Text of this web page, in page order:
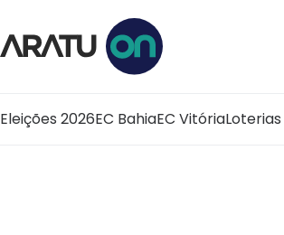
Eleições 2026EC BahiaEC VitóriaLoterias